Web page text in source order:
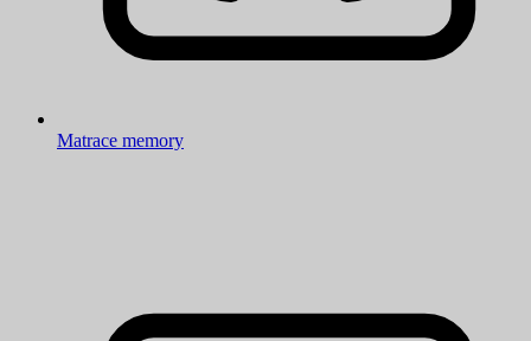
Matrace memory